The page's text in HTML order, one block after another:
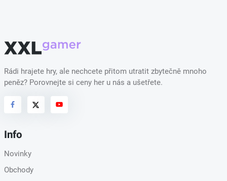
Rádi hrajete hry, ale nechcete přitom utratit zbytečně mnoho
peněz? Porovnejte si ceny her u nás a ušetřete.
Info
Novinky
Obchody